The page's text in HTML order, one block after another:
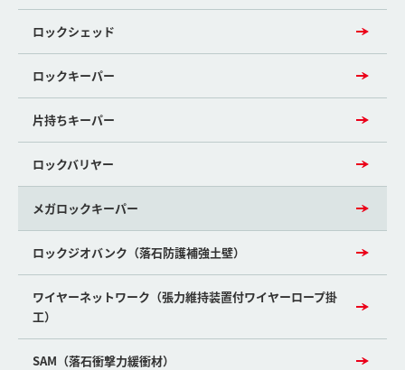
ロックシェッド
ロックキーパー
片持ちキーパー
ロックバリヤー
メガロックキーパー
ロックジオバンク（落石防護補強土壁）
ワイヤーネットワーク（張力維持装置付ワイヤーロープ掛
工）
SAM（落石衝撃力緩衝材）